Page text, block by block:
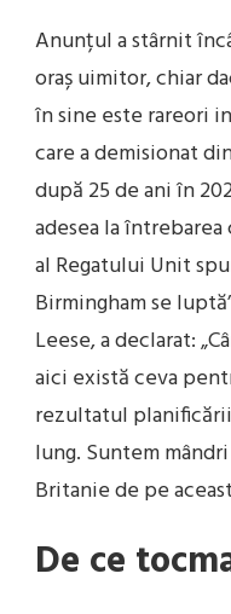
Anunțul a stârnit
oraș uimitor, chiar
în sine este rareori
care a demisionat
după 25 de ani în
adesea la
al Regatului Unit
Birmingham se
Leese, a declarat:
aici există ceva
rezultatul
lung. Suntem
Britanie de pe
De ce